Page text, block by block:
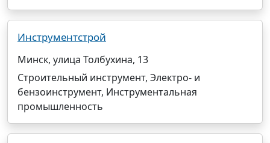
Инструментстрой
Минск, улица Толбухина, 13
Строительный инструмент, Электро- и
бензоинструмент, Инструментальная
промышленность